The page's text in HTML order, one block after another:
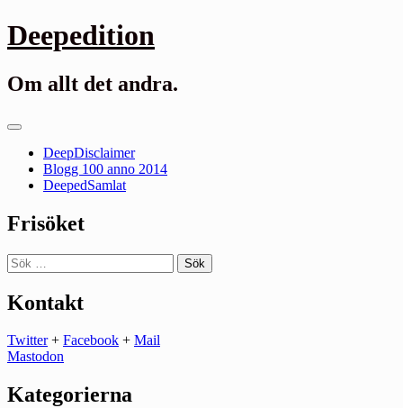
Gå
till
Deepedition
Om allt det andra.
Primär
DeepDisclaimer
Blogg 100 anno 2014
DeepedSamlat
Frisöket
Sök
efter:
Kontakt
Twitter+ Facebook + Mail
Mastodon
Kategorierna